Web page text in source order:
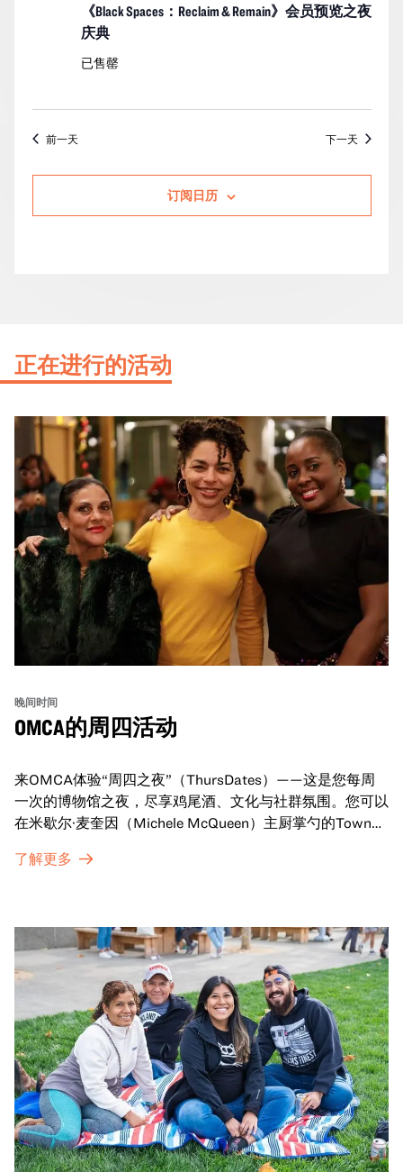
《Black Spaces：Reclaim & Remain》会员预览之夜
庆典
已售罄
前一天 下一天
订阅日历
正在进行的活动
晚间时间
OMCA的周四活动
来OMCA体验“周四之夜”（ThursDates）——这是您每周
一次的博物馆之夜，尽享鸡尾酒、文化与社群氛围。您可以
在米歇尔·麦奎因（Michele McQueen）主厨掌勺的Town
探索那些在夜幕下焕发活力的展厅，那里将呈现快闪表演、
了解更多